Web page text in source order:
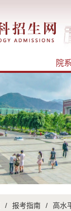
院
/ 报考指南 / 高水